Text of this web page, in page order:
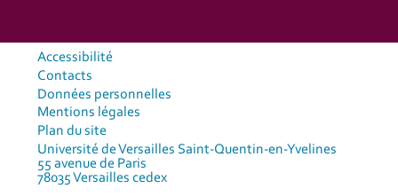
Accessibilité
Contacts
Données personnelles
Mentions légales
Plan du site
Université de Versailles Saint-Quentin-en-Yvelines
55 avenue de Paris
78035 Versailles cedex